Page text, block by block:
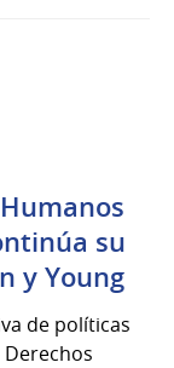
su
y Young
de políticas